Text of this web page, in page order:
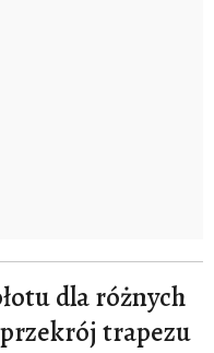
dla różnych
trapezu